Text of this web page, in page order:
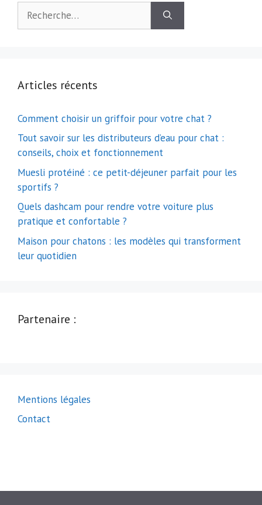
Articles récents
Comment choisir un griffoir pour votre chat ?
Tout savoir sur les distributeurs d’eau pour chat :
conseils, choix et fonctionnement
Muesli protéiné : ce petit-déjeuner parfait pour les
sportifs ?
Quels dashcam pour rendre votre voiture plus
pratique et confortable ?
Maison pour chatons : les modèles qui transforment
leur quotidien
Partenaire :
Mentions légales
Contact